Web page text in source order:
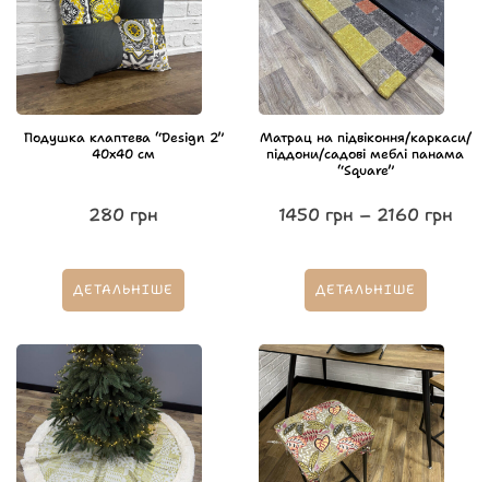
Подушка клаптева “Design 2”
40х40 см
280 грн
ДЕТАЛЬНІШЕ
Матрац на підвіконня/каркаси/
піддони/садові меблі панама
“Square”
1450 грн – 2160 грн
ДЕТАЛЬНІШЕ